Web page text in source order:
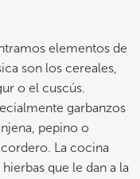
elementos de
son los cereales,
o el cuscús.
garbanzos
pepino o
La cocina
que le dan a la